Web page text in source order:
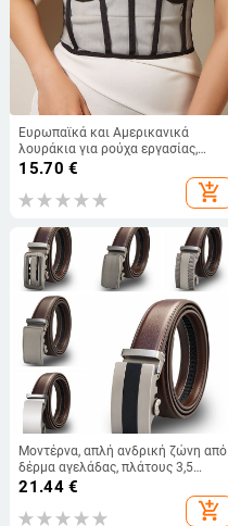
Ευρωπαϊκά και Αμερικανικά
λουράκια για ρούχα εργασίας,
μικρά γιλέκα, κορσέδες, ατσάλινοι
ευρωπαϊκή και αμερικανική ζώνη
15.70 €
add_shopping_cart
Μοντέρνα, απλή ανδρική ζώνη από
δέρμα αγελάδας, πλάτους 3,5
εκατοστών, νέα ανδρική ζώνη με
εργοστασιακή άμεση ζώνη
21.44€
add_shopping_cart